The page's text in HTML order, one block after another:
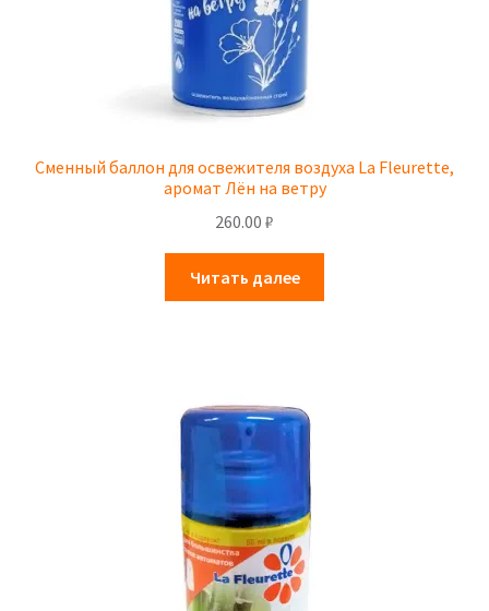
Сменный баллон для освежителя воздуха La Fleurette,
аромат Лён на ветру
260.00 ₽
Читать далее